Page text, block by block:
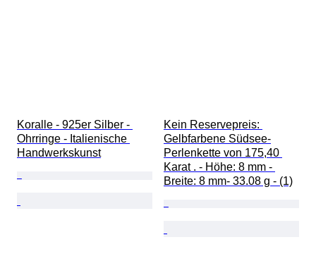
Koralle - 925er Silber -
Ohrringe - Italienische
Handwerkskunst
Kein Reservepreis:
Gelbfarbene Südsee-
Perlenkette von 175,40
Karat . - Höhe: 8 mm -
Breite: 8 mm- 33.08 g - (1)